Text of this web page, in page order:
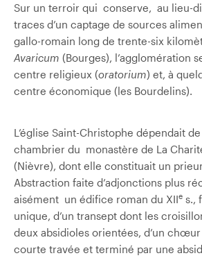
Sur un terroir qui conserve, au lieu-
traces d’un captage de sources
gallo-romain long de trente-six
Avaricum (Bourges), l’agglomération
centre religieux (oratorium) et, à
centre économique (les Bourdelins).
L’église Saint-Christophe dépendait de
chambrier du monastère de La
(Nièvre), dont elle constituait un
Abstraction faite d’adjonctions plus
aisément un édifice roman du XIIe s.,
unique, d’un transept dont les
deux absidioles orientées, d’un
courte travée et terminé par une